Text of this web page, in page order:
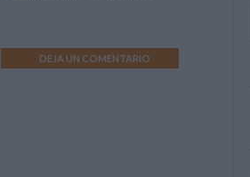
DEJA UN COMENTARIO